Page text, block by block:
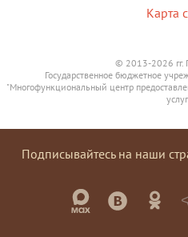
Карта
© 2013-2026
Государственное бюджетное
"Многофункциональный центр
Подписывайтесь на наши